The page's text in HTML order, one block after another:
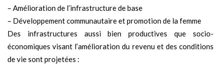
– Amélioration de l’infrastructure de base
– Développement communautaire et promotion de la femme
Des infrastructures aussi bien productives que socio-
économiques visant l’amélioration du revenu et des conditions
de vie sont projetées :